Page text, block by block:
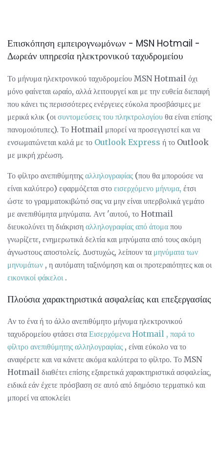
Επισκόπηση εμπειρογνωμόνων - MSN Hotmail -
Δωρεάν υπηρεσία ηλεκτρονικού ταχυδρομείου
Το μήνυμα ηλεκτρονικού ταχυδρομείου MSN Hotmail όχι
μόνο φαίνεται ωραίο, αλλά λειτουργεί και με την ευθεία διεπαφή
που κάνει τις περισσότερες ενέργειες εύκολα προσβάσιμες με
μερικά κλικ (οι συντομεύσεις του πληκτρολογίου θα είναι επίσης
πανομοιότυπες). Το Hotmail μπορεί να προσεγγιστεί και να
ενσωματώνεται καλά με το Outlook Express ή το Outlook
με μικρή χρέωση.
Το φίλτρο ανεπιθύμητης αλληλογραφίας (που θα μπορούσε να
είναι καλύτερο) εφαρμόζεται στο εισερχόμενο μήνυμα, έτσι
ώστε το γραμματοκιβώτιό σας να μην είναι υπερβολικά γεμάτο
με ανεπιθύμητα μηνύματα. Αντ 'αυτού, το Hotmail
διευκολύνει τη διάκριση αλληλογραφίας από άτομα που
γνωρίζετε, ενημερωτικά δελτία και μηνύματα από τους ακόμη
άγνωστους αποστολείς. Δυστυχώς, λείπουν τα μηνύματα των
μηνυμάτων , η αυτόματη ταξινόμηση και οι προτεραιότητες και οι
εικονικοί φάκελοι .
Πλούσια χαρακτηριστικά ασφαλείας και επεξεργασίας
Αν το ένα ή το άλλο ανεπιθύμητο μήνυμα ηλεκτρονικού
ταχυδρομείου φτάσει στα Εισερχόμενα Hotmail , παρά το
φίλτρο ανεπιθύμητης αλληλογραφίας , είναι εύκολο να το
αναφέρετε και να κάνετε ακόμα καλύτερα το φίλτρο. Το MSN
Hotmail διαθέτει επίσης εξαιρετικά χαρακτηριστικά ασφαλείας,
ειδικά εάν έχετε πρόσβαση σε αυτό από δημόσιο τερματικό και
μπορεί να αποκλείει